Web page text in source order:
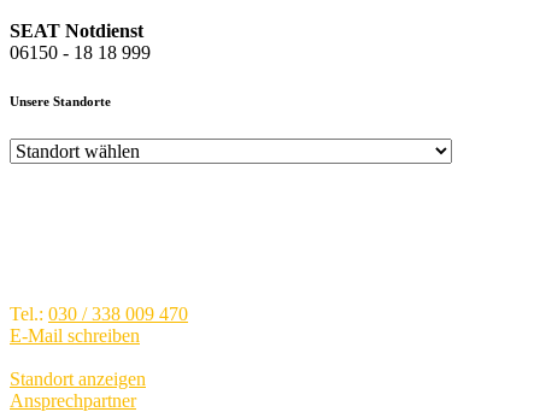
SEAT Notdienst
06150 - 18 18 999
Unsere Standorte
Tel.: 030 / 338 009 470
E-Mail schreiben
Standort anzeigen
Ansprechpartner